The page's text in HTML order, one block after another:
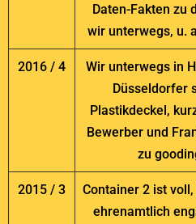
Daten-Fakten zu
wir unterwegs, u.
2016 / 4
Wir unterwegs in
Düsseldorfer
Plastikdeckel,
Bewerber und
zu
2015 / 3
Container 2 ist
ehrenamtlich